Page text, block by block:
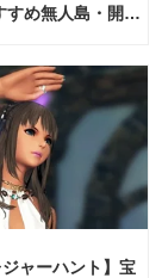
すめ無人島・開拓
ジャーハント】宝